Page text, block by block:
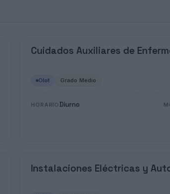
Cuidados Auxiliares de
Olot Grado Medio
HORARIO Diurno
Instalaciones Eléctricas y